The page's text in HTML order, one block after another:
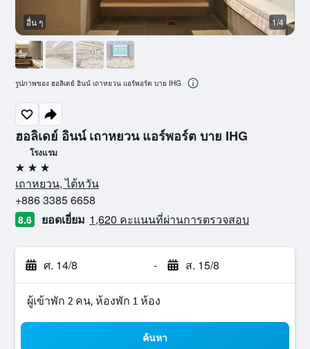
ฮอลิเดย์ อินน์ เถาหยวน แอร์พอร์ต บาย IHG
โรงแรม
3 ดาว
เถาหยวน, ไต้หวัน
+886 3385 6658
8.6 ยอดเยี่ยม 1,620 คะแนนที่ผ่านการตรวจสอบ
ศ. 14/8 - ส. 15/8
ผู้เข้าพัก 2 คน, ห้องพัก 1 ห้อง
ค้นหา
อื่น ๆ 1/4
รูปภาพของ ฮอลิเดย์ อินน์ เถาหยวน แอร์พอร์ต บาย IHG